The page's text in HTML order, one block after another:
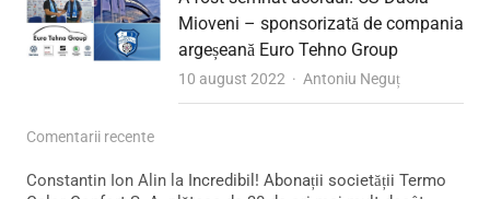
Mioveni – sponsorizată de compania
argeșeană Euro Tehno Group
10 august 2022 Author
Antoniu Neguț
Comentarii recente
Constantin Ion Alin la Incredibil! Abonații societății Termo